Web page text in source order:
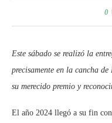
0
Este sábado se realizó la
precisamente en la cancha
su merecido premio y
El año 2024 llegó a su fin